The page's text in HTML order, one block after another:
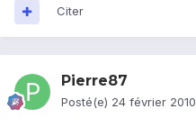
Citer
Pierre87
Posté(e) 24 février 2010